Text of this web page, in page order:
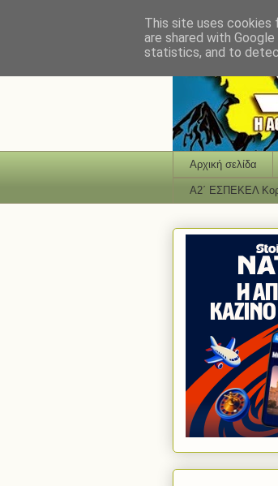
Αρχική σελίδα
Α2΄ ΕΣΠΕΚΕΛ
This site uses cookies
are shared with
statistics, and to